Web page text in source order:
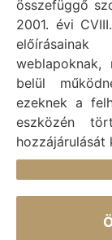
Telefon: +36 (22)
E-mail:
+36 (22)
összefüggő
2001. évi
belül
ezeknek a
eszközén
hozzájárulását